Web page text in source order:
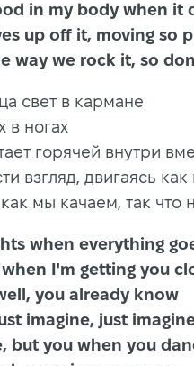
in my body
up off it, moving
way we rock it, so
свет в кармане
в ногах
горячей внутри
взгляд, двигаясь
мы качаем, так что
lights when
when I'm
well, you
just imagine,
but you when you